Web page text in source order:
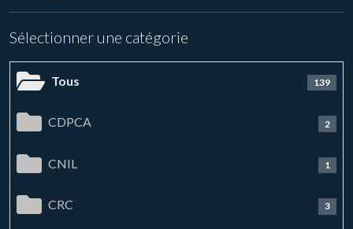
Sélectionner une catégorie
Tous 139
CDPCA 2
CNIL 1
CRC 3